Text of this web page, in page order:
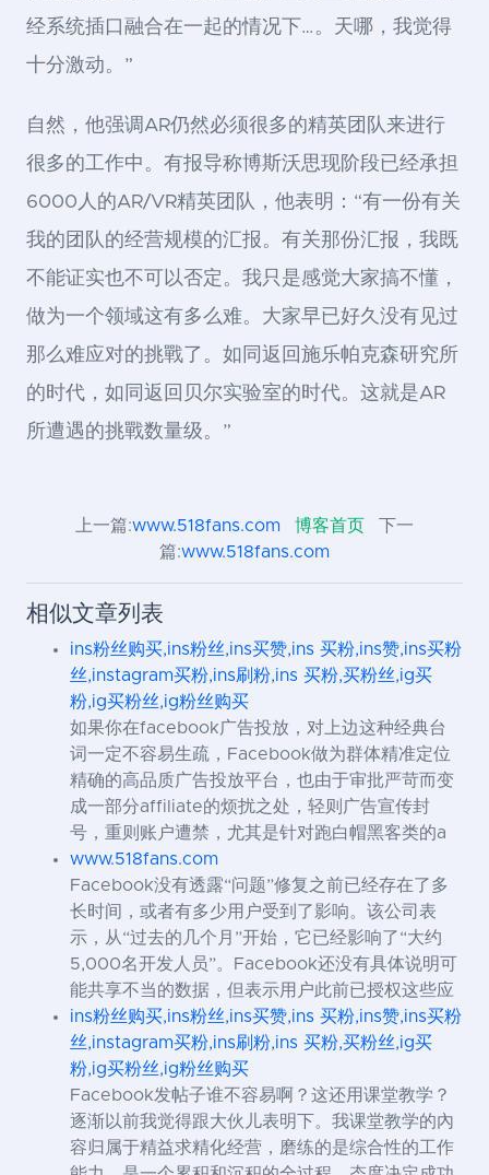
经系统插口融合在一起的情况下…。天哪，我觉得
十分激动。”
自然，他强调AR仍然必须很多的精英团队来进行
很多的工作中。有报导称博斯沃思现阶段已经承担
6000人的AR/VR精英团队，他表明：“有一份有关
我的团队的经营规模的汇报。有关那份汇报，我既
不能证实也不可以否定。我只是感觉大家搞不懂，
做为一个领域这有多么难。大家早已好久没有见过
那么难应对的挑戰了。如同返回施乐帕克森研究所
的时代，如同返回贝尔实验室的时代。这就是AR
所遭遇的挑戰数量级。”
上一篇:www.518fans.com 博客首页
下一
篇:www.518fans.com
相似文章列表
ins粉丝购买,ins粉丝,ins买赞,ins 买粉,ins赞,ins买粉
丝,instagram买粉,ins刷粉,ins 买粉,买粉丝,ig买
粉,ig买粉丝,ig粉丝购买
如果你在facebook广告投放，对上边这种经典台
词一定不容易生疏，Facebook做为群体精准定位
精确的高品质广告投放平台，也由于审批严苛而变
成一部分affiliate的烦扰之处，轻则广告宣传封
号，重则账户遭禁，尤其是针对跑白帽黑客类的a
www.518fans.com
Facebook没有透露“问题”修复之前已经存在了多
长时间，或者有多少用户受到了影响。该公司表
示，从“过去的几个月”开始，它已经影响了“大约
5,000名开发人员”。Facebook还没有具体说明可
能共享不当的数据，但表示用户此前已授权这些应
ins粉丝购买,ins粉丝,ins买赞,ins 买粉,ins赞,ins买粉
丝,instagram买粉,ins刷粉,ins 买粉,买粉丝,ig买
粉,ig买粉丝,ig粉丝购买
Facebook发帖子谁不容易啊？这还用课堂教学？
逐渐以前我觉得跟大伙儿表明下。我课堂教学的內
容归属于精益求精化经营，磨练的是综合性的工作